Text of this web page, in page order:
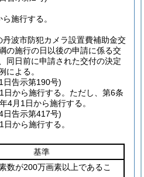
施行する。
丹波市防犯カメラ設置費補助金交
の施行の日以後の申請に係る交
同日前に申請された交付の決定
による。
日告示第190号)
から施行する。 ただし、第6条
4月1日から施行する。
日告示第417号)
から施行する。
基準
数が200万画素以上であるこ